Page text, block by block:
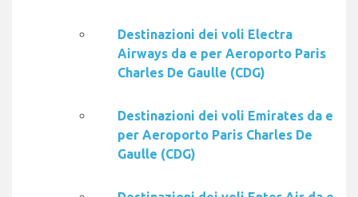
Destinazioni dei voli Electra
Airways da e per Aeroporto Paris
Charles De Gaulle (CDG)
Destinazioni dei voli Emirates da e
per Aeroporto Paris Charles De
Gaulle (CDG)